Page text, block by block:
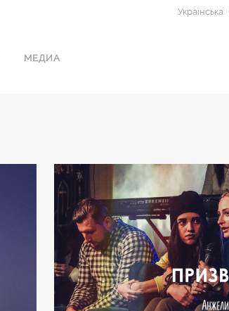
Українська
МЕДИА